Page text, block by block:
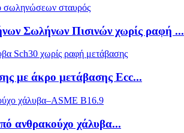
Σωλήνων Πισινών χωρίς ραφή ...
με άκρο μετάβασης Ecc...
ανθρακούχο χάλυβα...